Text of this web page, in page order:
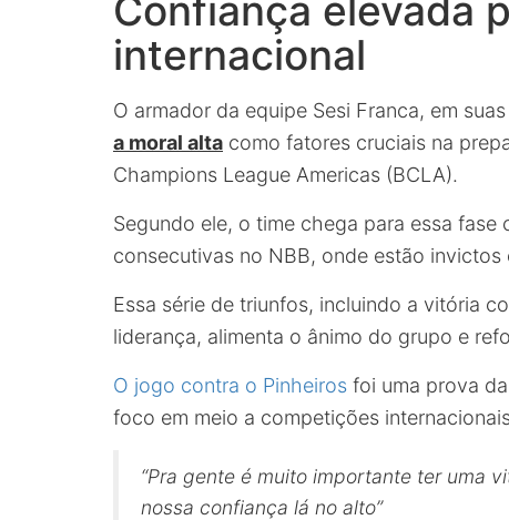
Confiança elevada
internacional
O armador da equipe Sesi Franca, em
a moral alta como fatores cruciais na
Champions League Americas (BCLA).
Segundo ele, o time chega para essa
consecutivas no NBB, onde estão invictos
Essa série de triunfos, incluindo a vitória
liderança, alimenta o ânimo do grupo e
O jogo contra o Pinheiros foi uma prova
foco em meio a competições
“Pra gente é muito importante ter uma
nossa confiança lá no alto”